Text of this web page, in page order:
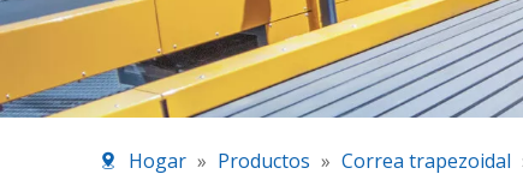
Hogar » Productos » Correa trapezoidal